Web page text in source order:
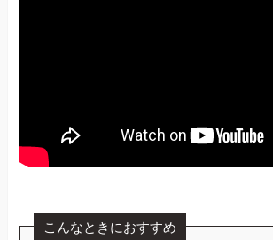
こんなときにおすすめ